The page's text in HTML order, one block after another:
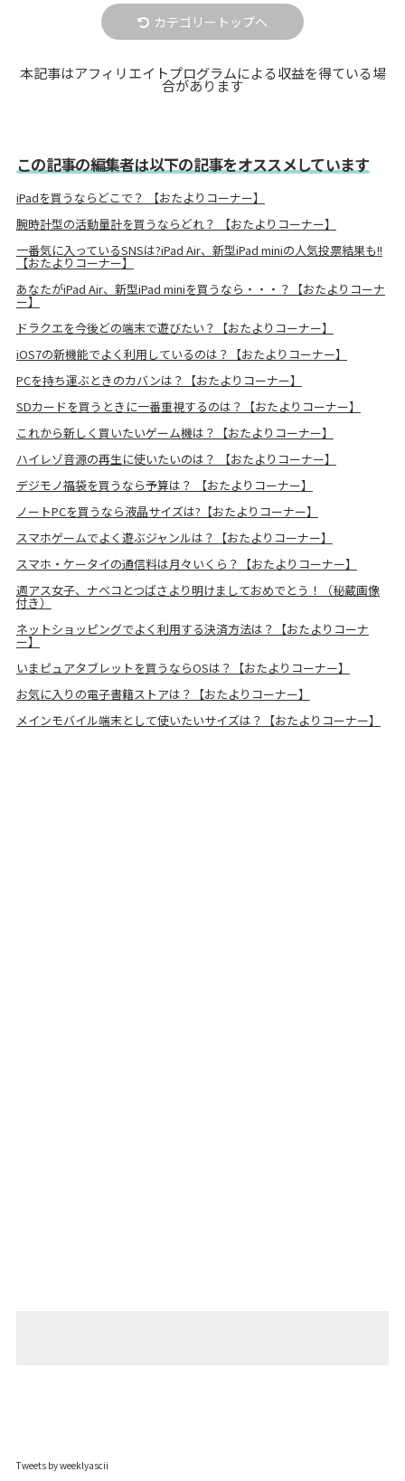
カテゴリートップへ
本記事はアフィリエイトプログラムによる収益を得ている場
合があります
この記事の編集者は以下の記事をオススメしています
iPadを買うならどこで？ 【おたよりコーナー】
腕時計型の活動量計を買うならどれ？ 【おたよりコーナー】
一番気に入っているSNSは?iPad Air、新型iPad miniの人気投票結果も!!
【おたよりコーナー】
あなたがiPad Air、新型iPad miniを買うなら・・・？【おたよりコーナ
ー】
ドラクエを今後どの端末で遊びたい？【おたよりコーナー】
iOS7の新機能でよく利用しているのは？【おたよりコーナー】
PCを持ち運ぶときのカバンは？【おたよりコーナー】
SDカードを買うときに一番重視するのは？【おたよりコーナー】
これから新しく買いたいゲーム機は？【おたよりコーナー】
ハイレゾ音源の再生に使いたいのは？ 【おたよりコーナー】
デジモノ福袋を買うなら予算は？ 【おたよりコーナー】
ノートPCを買うなら液晶サイズは?【おたよりコーナー】
スマホゲームでよく遊ぶジャンルは？【おたよりコーナー】
スマホ・ケータイの通信料は月々いくら？【おたよりコーナー】
週アス女子、ナベコとつばさより明けましておめでとう！（秘蔵画像
付き）
ネットショッピングでよく利用する決済方法は？【おたよりコーナ
ー】
いまピュアタブレットを買うならOSは？【おたよりコーナー】
お気に入りの電子書籍ストアは？【おたよりコーナー】
メインモバイル端末として使いたいサイズは？【おたよりコーナー】
Tweets by weeklyascii